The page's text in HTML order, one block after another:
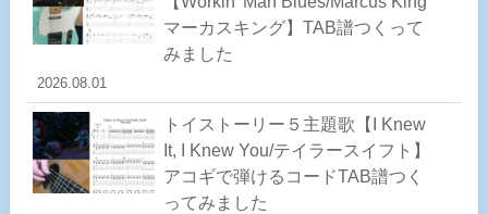
マーカスキング】TAB譜つくって
みました
2026.08.01
トイストーリー５主題歌【I Knew
It, I Knew You/テイラースイフト】
アコギで弾けるコードTAB譜つく
ってみました